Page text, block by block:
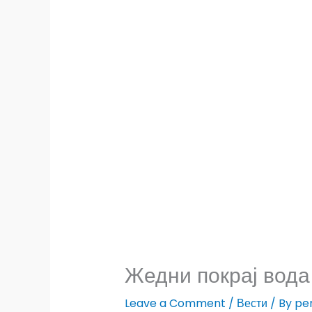
Жедни покрај вода
Leave a Comment / Вести / By